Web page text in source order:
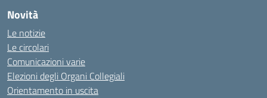
Novità
Le notizie
Le circolari
Comunicazioni varie
Elezioni degli Organi Collegiali
Orientamento in uscita